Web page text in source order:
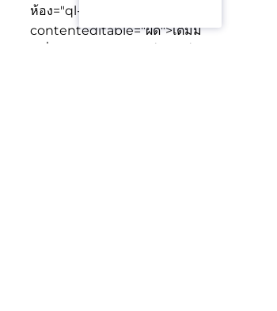
ห้อง="ql-ส่วนติดต่อผู้ใช้"
contenteditable="ผิด">เต็มมี